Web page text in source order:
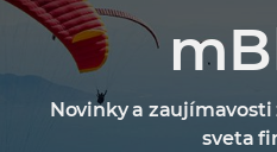
Novinky a
sveta